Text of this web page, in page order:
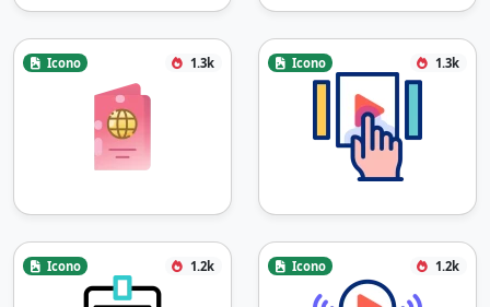
Icono 1.3k Icono 1.3k
Icono 1.2k Icono 1.2k